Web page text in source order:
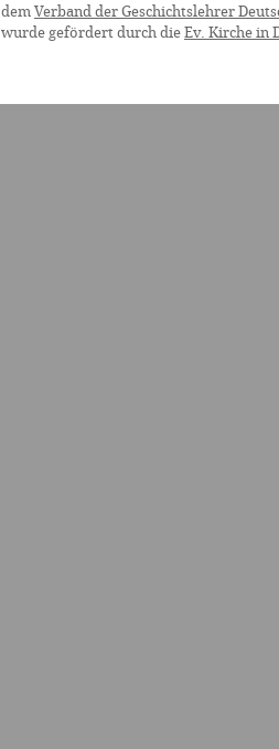
dem Verband der Geschichtslehrer
wurde gefördert durch die Ev. Kirche in